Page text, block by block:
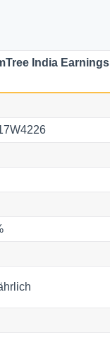
India Earnings